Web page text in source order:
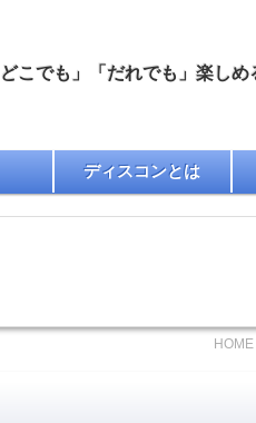
どこでも」「だれでも」楽し
ディスコンとは
HOME